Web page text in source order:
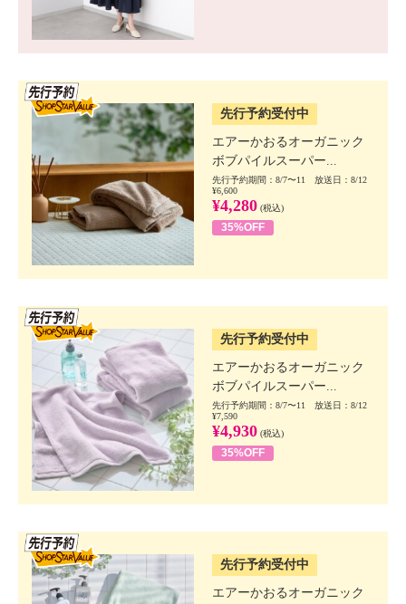
先行予約受付中
エアーかおるオーガニック
ボブパイルスーパー...
先行予約期間：8/7〜11 放送日：8/12
¥6,600
¥4,280 (税込)
35%OFF
先行予約受付中
エアーかおるオーガニック
ボブパイルスーパー...
先行予約期間：8/7〜11 放送日：8/12
¥7,590
¥4,930 (税込)
35%OFF
先行予約受付中
エアーかおるオーガニック